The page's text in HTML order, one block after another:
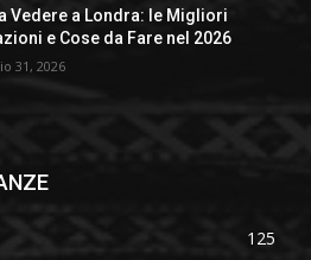
Vedere a Londra: le Migliori
e Cose da Fare nel 2026
31, 2026
125